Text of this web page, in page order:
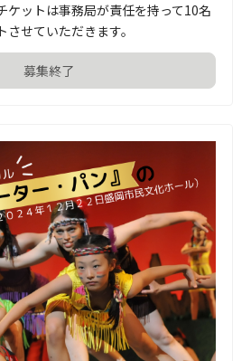
ットは事務局が責任を持って10名
せていただきます。
募集終了